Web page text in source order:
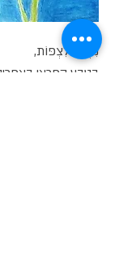
נִפְלָא לִצְפּוֹת,
בַּטֶּבַע הַפִּרְאִי